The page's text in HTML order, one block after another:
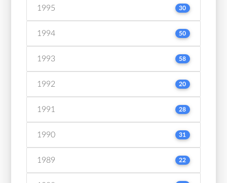
1995 30
1994 50
1993 58
1992 20
1991 28
1990 31
1989 22